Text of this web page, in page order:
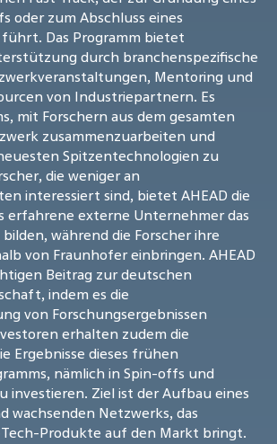
oder zum Abschluss eines
Das Programm bietet
durch branchenspezifische
Mentoring und
von Industriepartnern. Es
mit Forschern aus dem gesamten
zusammenzuarbeiten und
Spitzentechnologien zu
die weniger an
interessiert sind, bietet AHEAD die
erfahrene externe Unternehmer das
während die Forscher ihre
von Fraunhofer einbringen. AHEAD
Beitrag zur deutschen
indem es die
von Forschungsergebnissen
erhalten zudem die
Ergebnisse dieses frühen
nämlich in Spin-offs und
investieren. Ziel ist der Aufbau eines
wachsenden Netzwerks, das
Produkte auf den Markt bringt.